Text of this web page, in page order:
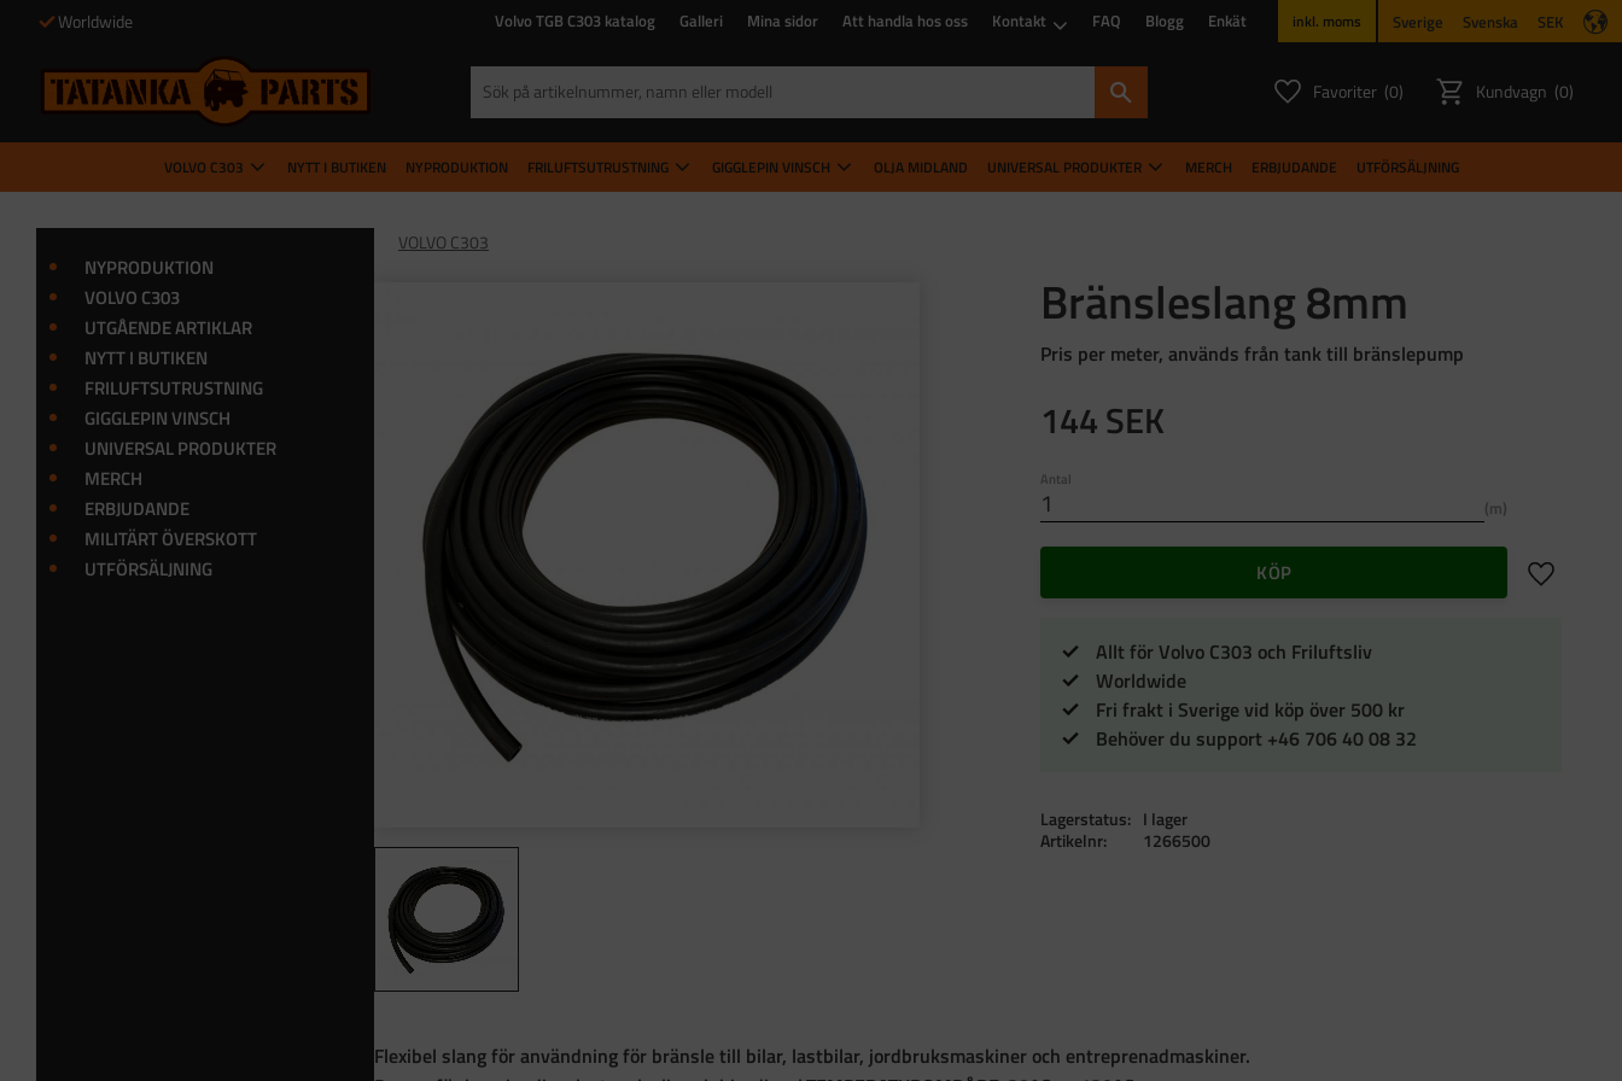
Worldwide Volvo TGB C303 katalog Galleri Mina sidor Att handla hos oss Kontakt FAQ Blogg Enkät inkl. moms Sverige Svenska SEK
FavoriterANTAL FAVORITER:
0 Kundvagn ANTAL
0
VOLVO C303 NYTT I BUTIKEN NYPRODUKTION FRILUFTSUTRUSTNING GIGGLEPIN VINSCH OLJA MIDLAND UNIVERSAL PRODUKTER MERCH ERBJUDANDE UTFÖRSÄLJNING
VOLVO C303
Bränsleslang 8mm
Pris per meter, används från tank till bränslepump
144SEK
Antal
m
KÖP Lägg till i
Allt för Volvo C303 och Friluftsliv
Worldwide
Fri frakt i Sverige vid köp över 500 kr
Behöver du support +46 706 40 08 32
Lagerstatus
I lager
Artikelnr
1266500
Flexibel slang för användning för bränsle till bilar, lastbilar, jordbruksmaskiner och entreprenadmaskiner.
NYPRODUKTION
VOLVO C303
UTGÅENDE ARTIKLAR
NYTT I BUTIKEN
FRILUFTSUTRUSTNING
GIGGLEPIN VINSCH
UNIVERSAL PRODUKTER
MERCH
ERBJUDANDE
MILITÄRT ÖVERSKOTT
UTFÖRSÄLJNING